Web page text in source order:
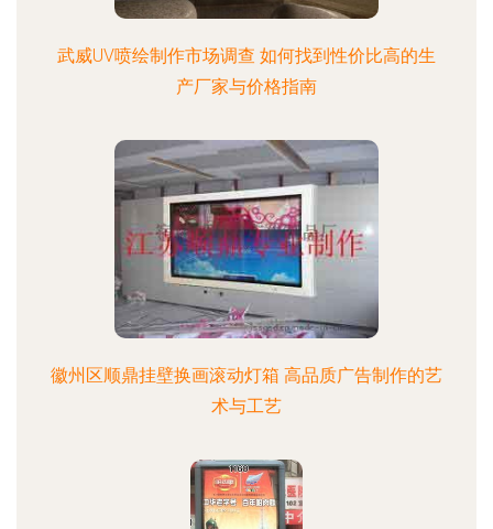
武威UV喷绘制作市场调查 如何找到性价比高的生
产厂家与价格指南
徽州区顺鼎挂壁换画滚动灯箱 高品质广告制作的艺
术与工艺